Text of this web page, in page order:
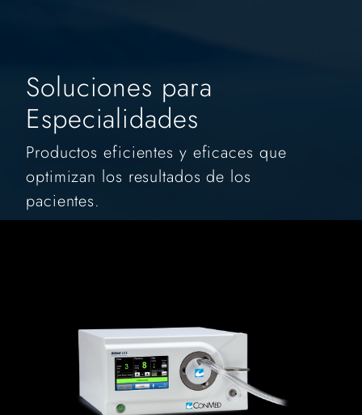
Soluciones para
Especialidades
Productos eficientes y eficaces que
optimizan los resultados de los
pacientes.